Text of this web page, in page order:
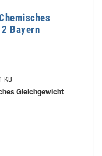
Bayern
KB
Gleichgewicht